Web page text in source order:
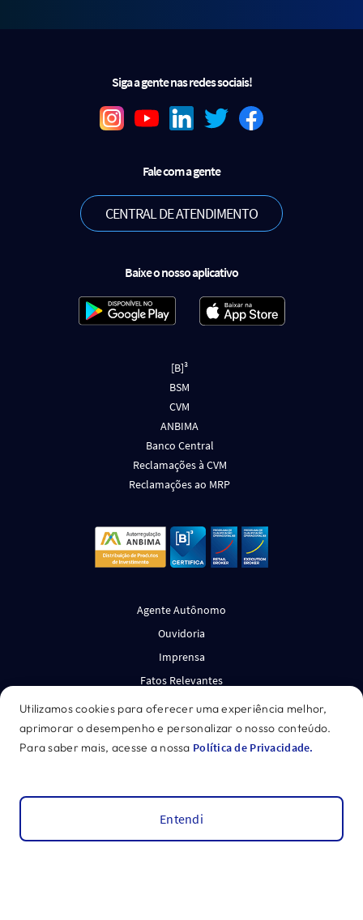
Utilizamos cookies para oferecer uma experiência melhor,
aprimorar o desempenho e personalizar o nosso conteúdo.
Para saber mais, acesse a nossa Política de Privacidade.
Entendi
Recomendações
Siga a gente nas redes sociais!
Fale com a gente
CENTRAL DE ATENDIMENTO
Baixe o nosso aplicativo
[B]³
BSM
CVM
ANBIMA
Banco Central
Reclamações à CVM
Reclamações ao MRP
Agente Autônomo
Ouvidoria
Imprensa
Fatos Relevantes
Política de Privacidade
Administração Fiduciária
Termos de Uso
Canal de Denúncias